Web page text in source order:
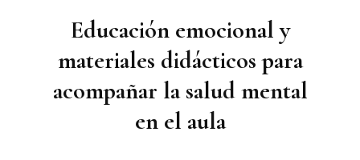
Educación emocional y
materiales didácticos para
acompañar la salud mental
en el aula